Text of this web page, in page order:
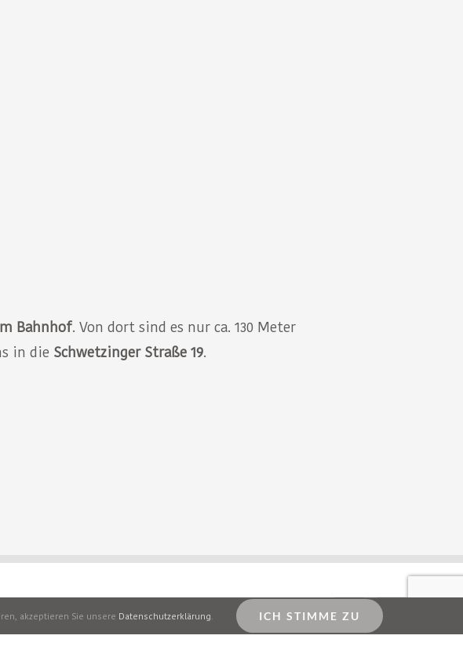
Bahnhof. Von dort sind es nur ca. 130 Meter
in die Schwetzinger Straße 19.
akzeptieren Sie unsere Datenschutzerklärung. ICH STIMME ZU